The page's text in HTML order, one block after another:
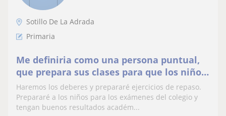
Sotillo De La Adrada
Primaria
Me definiria como una persona puntual,
que prepara sus clases para que los niños
tengan buenos resultados académicos
Haremos los deberes y prepararé ejercicios de repaso.
Prepararé a los niños para los exámenes del colegio y
tengan buenos resultados académ...